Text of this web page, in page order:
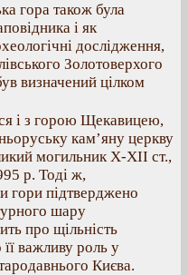
гора також була
і як
дослідження,
Золотоверхого
визначений цілком
і з горою Щекавицею,
кам’яну церкву
могильник Х-ХІІ ст.,
р. Тоді ж,
гори підтверджено
шару
про щільність
важливу роль у
Києва.